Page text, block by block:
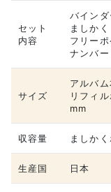
セット
内容
バイン
ましか
フリー
ナンバ
サイズ
アルバ
リフィ
mm
収容量 ましか
生産国 日本